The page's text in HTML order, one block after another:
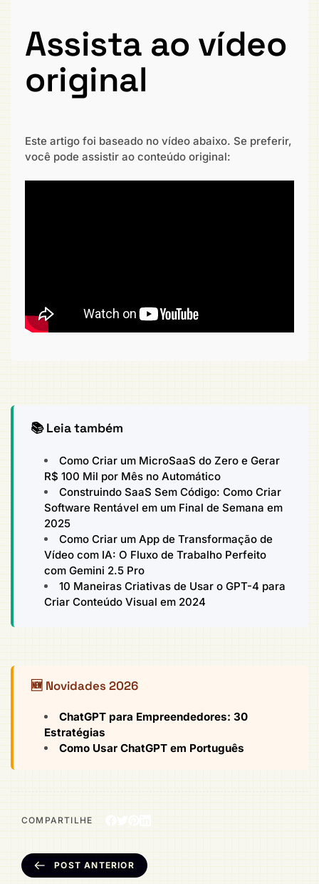
Assista ao vídeo
original
Este artigo foi baseado no vídeo abaixo. Se preferir,
você pode assistir ao conteúdo original:
📚 Leia também
Como Criar um MicroSaaS do Zero e Gerar
R$ 100 Mil por Mês no Automático
Construindo SaaS Sem Código: Como Criar
Software Rentável em um Final de Semana em
2025
Como Criar um App de Transformação de
Vídeo com IA: O Fluxo de Trabalho Perfeito
com Gemini 2.5 Pro
10 Maneiras Criativas de Usar o GPT-4 para
Criar Conteúdo Visual em 2024
🆕 Novidades 2026
ChatGPT para Empreendedores: 30
Estratégias
Como Usar ChatGPT em Português
COMPARTILHE
POST ANTERIOR